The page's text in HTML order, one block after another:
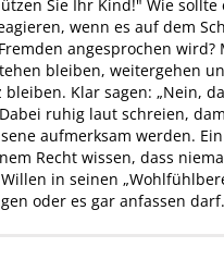
Sie Ihr Kind!" Wie sollte
wenn es auf dem
angesprochen wird?
bleiben, weitergehen
bleiben. Klar sagen: „Nein,
ruhig laut schreien,
aufmerksam werden.
Recht wissen, dass
in seinen
oder es gar anfassen darf.